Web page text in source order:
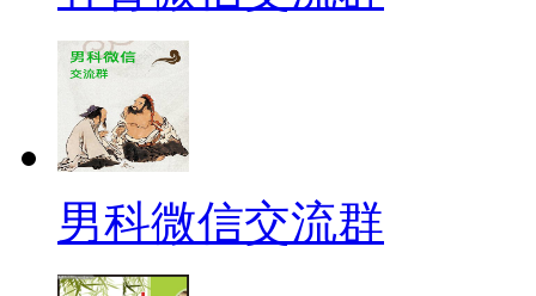
男科微信交流群